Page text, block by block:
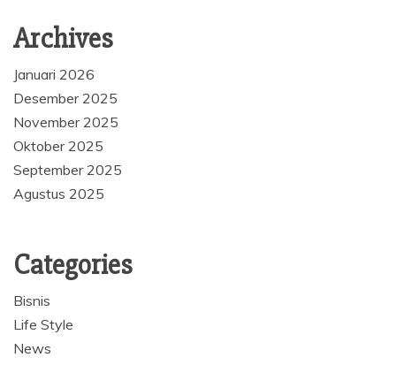
Archives
Januari 2026
Desember 2025
November 2025
Oktober 2025
September 2025
Agustus 2025
Categories
Bisnis
Life Style
News